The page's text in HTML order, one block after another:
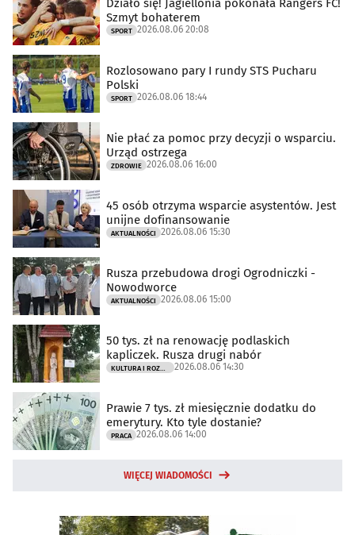
Działo się! Jagiellonia pokonała Rangers FC!
Szmyt bohaterem
SPORT 2026.08.06 20:08
Rozlosowano pary I rundy STS Pucharu
Polski
SPORT 2026.08.06 18:44
Nie płać za pomoc przy decyzji o wsparciu.
Urząd ostrzega
ZDROWIE 2026.08.06 16:00
45 osób otrzyma wsparcie asystentów. Jest
unijne dofinansowanie
AKTUALNOŚCI 2026.08.06 15:30
Rusza przebudowa drogi Ogrodniczki -
Nowodworce
AKTUALNOŚCI 2026.08.06 15:00
50 tys. zł na renowację podlaskich
kapliczek. Rusza drugi nabór
KULTURA I ROZRYWKA 2026.08.06 14:30
Prawie 7 tys. zł miesięcznie dodatku do
emerytury. Kto tyle dostanie?
PRACA 2026.08.06 14:00
WIĘCEJ WIADOMOŚCI